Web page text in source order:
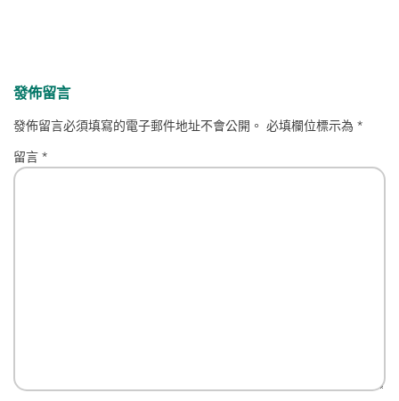
發佈留言
發佈留言必須填寫的電子郵件地址不會公開。 必填欄位標示為*
留言*